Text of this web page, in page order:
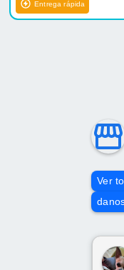
Entrega rápida
Ver